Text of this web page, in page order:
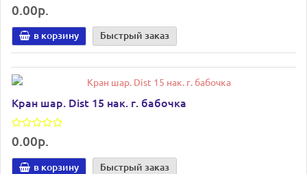
0.00р.
в корзину Быстрый заказ
Кран шар. Dist 15 нак. г. бабочка
0.00р.
в корзину Быстрый заказ